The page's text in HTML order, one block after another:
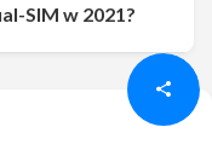
Udostępnij
SIM w 2021?